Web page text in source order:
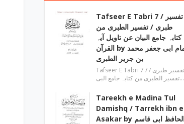
Tafseer E Tabri 7 / تفسیر
طبری / تفسیر الطبری من
کتابہ جامع البیان عن تاویل آیہ
القرآن by امام ابی جعفر محمد
بن جریر الطبری
Tafseer E Tabri 7 / تفسیر طبری /
تفسیر الطبری من کتابہ جامع البی…
Tareekh e Madina Tul
Damishq / Tarrekh ibn e
Asakar by الحافظ ابی قاسم